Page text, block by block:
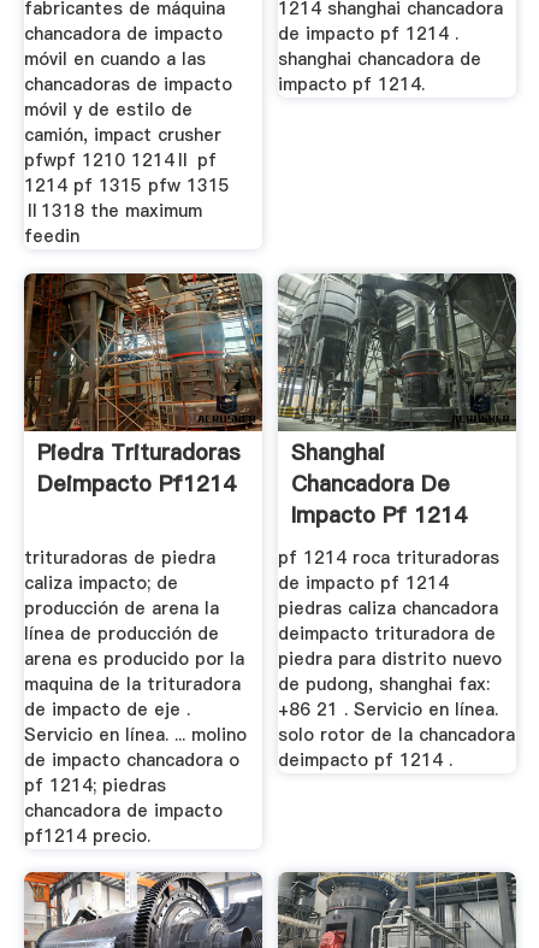
fabricantes de máquina
chancadora de impacto
móvil en cuando a las
chancadoras de impacto
móvil y de estilo de
camión, impact crusher
pfwpf 1210 1214Ⅱ pf
1214 pf 1315 pfw 1315
Ⅱ1318 the maximum
feedin
1214 shanghai chancadora
de impacto pf 1214 .
shanghai chancadora de
impacto pf 1214.
Piedra Trituradoras
Deimpacto Pf1214
trituradoras de piedra
caliza impacto; de
producción de arena la
línea de producción de
arena es producido por la
maquina de la trituradora
de impacto de eje .
Servicio en línea. ... molino
de impacto chancadora o
pf 1214; piedras
chancadora de impacto
pf1214 precio.
Shanghai
Chancadora De
Impacto Pf 1214
pf 1214 roca trituradoras
de impacto pf 1214
piedras caliza chancadora
deimpacto trituradora de
piedra para distrito nuevo
de pudong, shanghai fax:
+86 21 . Servicio en línea.
solo rotor de la chancadora
deimpacto pf 1214 .